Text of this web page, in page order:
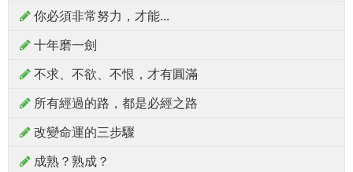
你必須非常努力，才能...
十年磨一劍
不求、不欲、不恨，才有圓滿
所有經過的路，都是必經之路
改變命運的三步驟
成熟？熟成？